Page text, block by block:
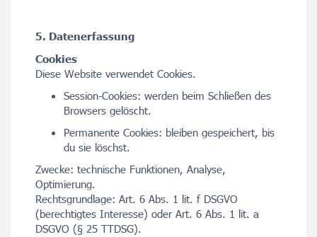
5. Datenerfassung
Cookies
Diese Website verwendet Cookies.
Session-Cookies: werden beim Schließen des
Browsers gelöscht.
Permanente Cookies: bleiben gespeichert, bis
du sie löschst.
Zwecke: technische Funktionen, Analyse,
Optimierung.
Rechtsgrundlage: Art. 6 Abs. 1 lit. f DSGVO
(berechtigtes Interesse) oder Art. 6 Abs. 1 lit. a
DSGVO (§ 25 TTDSG).